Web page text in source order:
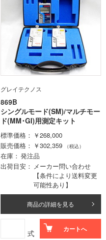
グレイテクノス
869B
シングルモード(SM)/マルチモー
ド(MM･GI)用測定キット
標準価格
￥268,000
販売価格
￥302,359 （税込）
在庫
発注品
出荷目安
メーカー問い合わせ
【条件により送料変更
可能性あり】
商品の詳細を見る
式 カートへ